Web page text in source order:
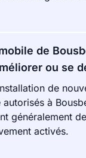
de
ou se
de
à
généralement
activés.